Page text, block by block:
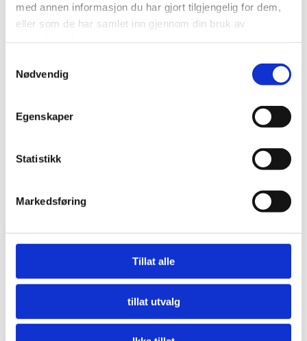
med annen informasjon du har gjort tilgjengelig for dem,
eller som de har samlet inn gjennom din bruk av
Nødvendig
Egenskaper
Statistikk
Markedsføring
Tillat alle
tillat utvalg
Nå må offentlige innkjøpere etterspørre miljø
LES MER